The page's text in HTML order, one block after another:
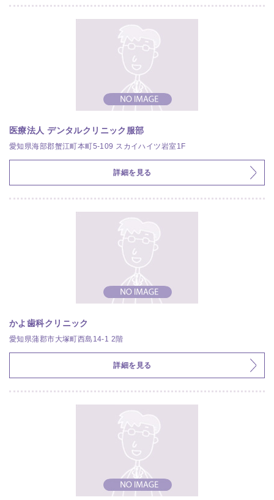
医療法人 デンタルクリニック服部
愛知県海部郡蟹江町本町5-109 スカイハイツ岩室1F
詳細を見る
かよ歯科クリニック
愛知県蒲郡市大塚町西島14-1 2階
詳細を見る